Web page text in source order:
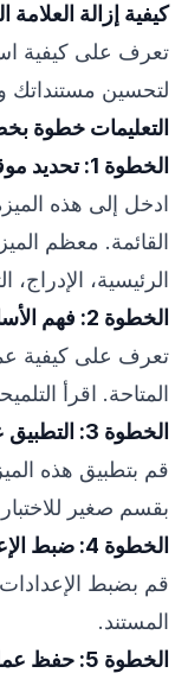
كيفية إزالة
تعرف على كيفية
لتحسين مستنداتك
التعليمات خطوة
الخطوة 1: تحديد موقع الميزة
ادخل إلى هذه
القائمة. معظم
الرئيسية،
الخطوة 2: فهم الأساسيات
تعرف على كيفية
المتاحة. اقرأ
الخطوة 3: التطبيق على مستندك
قم بتطبيق هذه
بقسم صغير
الخطوة 4: ضبط الإعدادات حسب الحاجة
قم بضبط
المستند.
الخطوة 5: حفظ عملك